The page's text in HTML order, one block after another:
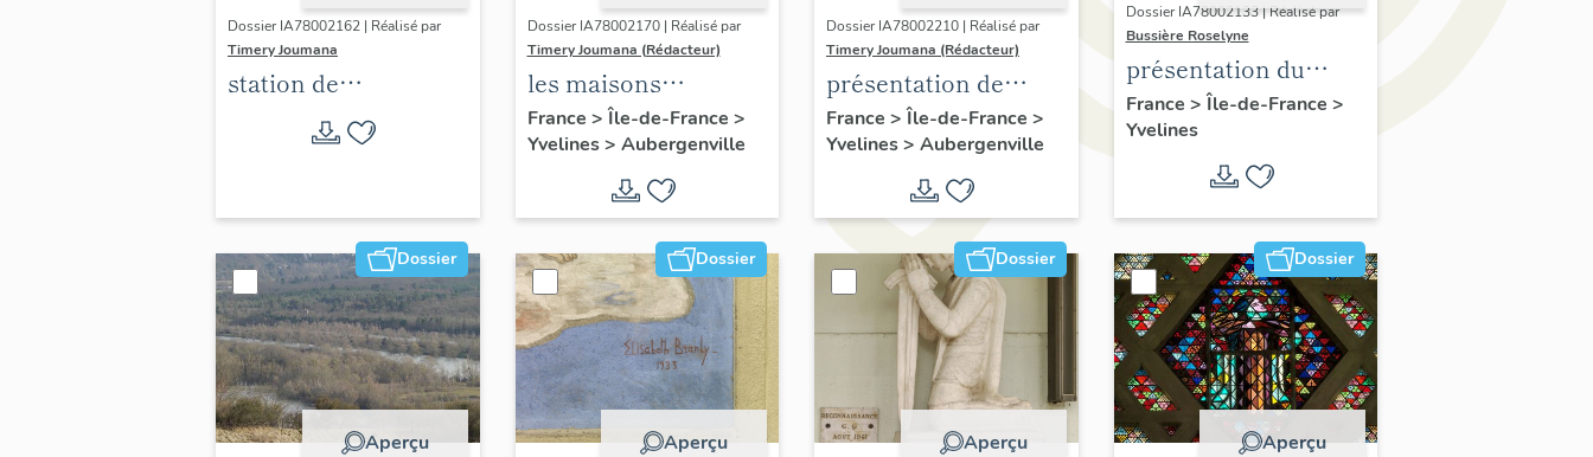
Dossier IA78002162 | Réalisé par
Timery Joumana
station de
villégiature
d'Elisabethville
Dossier IA78002170 | Réalisé par
Timery Joumana (Rédacteur)
les maisons
d'Elisabethville
France > Île-de-France >
Yvelines> Aubergenville
Dossier IA78002210 | Réalisé par
Timery Joumana (Rédacteur)
présentation de
l'étude
d'Elisabethville
France > Île-de-France >
Yvelines> Aubergenville
Dossier IA78002133 | Réalisé par
Bussière Roselyne
présentation du
diagnostic
patrimonial, urbain
et paysager de Seine-
France > Île-de-France >
Yvelines
Dossier
Aperçu
Dossier
Aperçu
Dossier
Aperçu
Dossier
Aperçu